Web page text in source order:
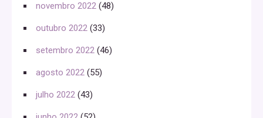
novembro 2022 (48)
outubro 2022 (33)
setembro 2022 (46)
agosto 2022 (55)
julho 2022 (43)